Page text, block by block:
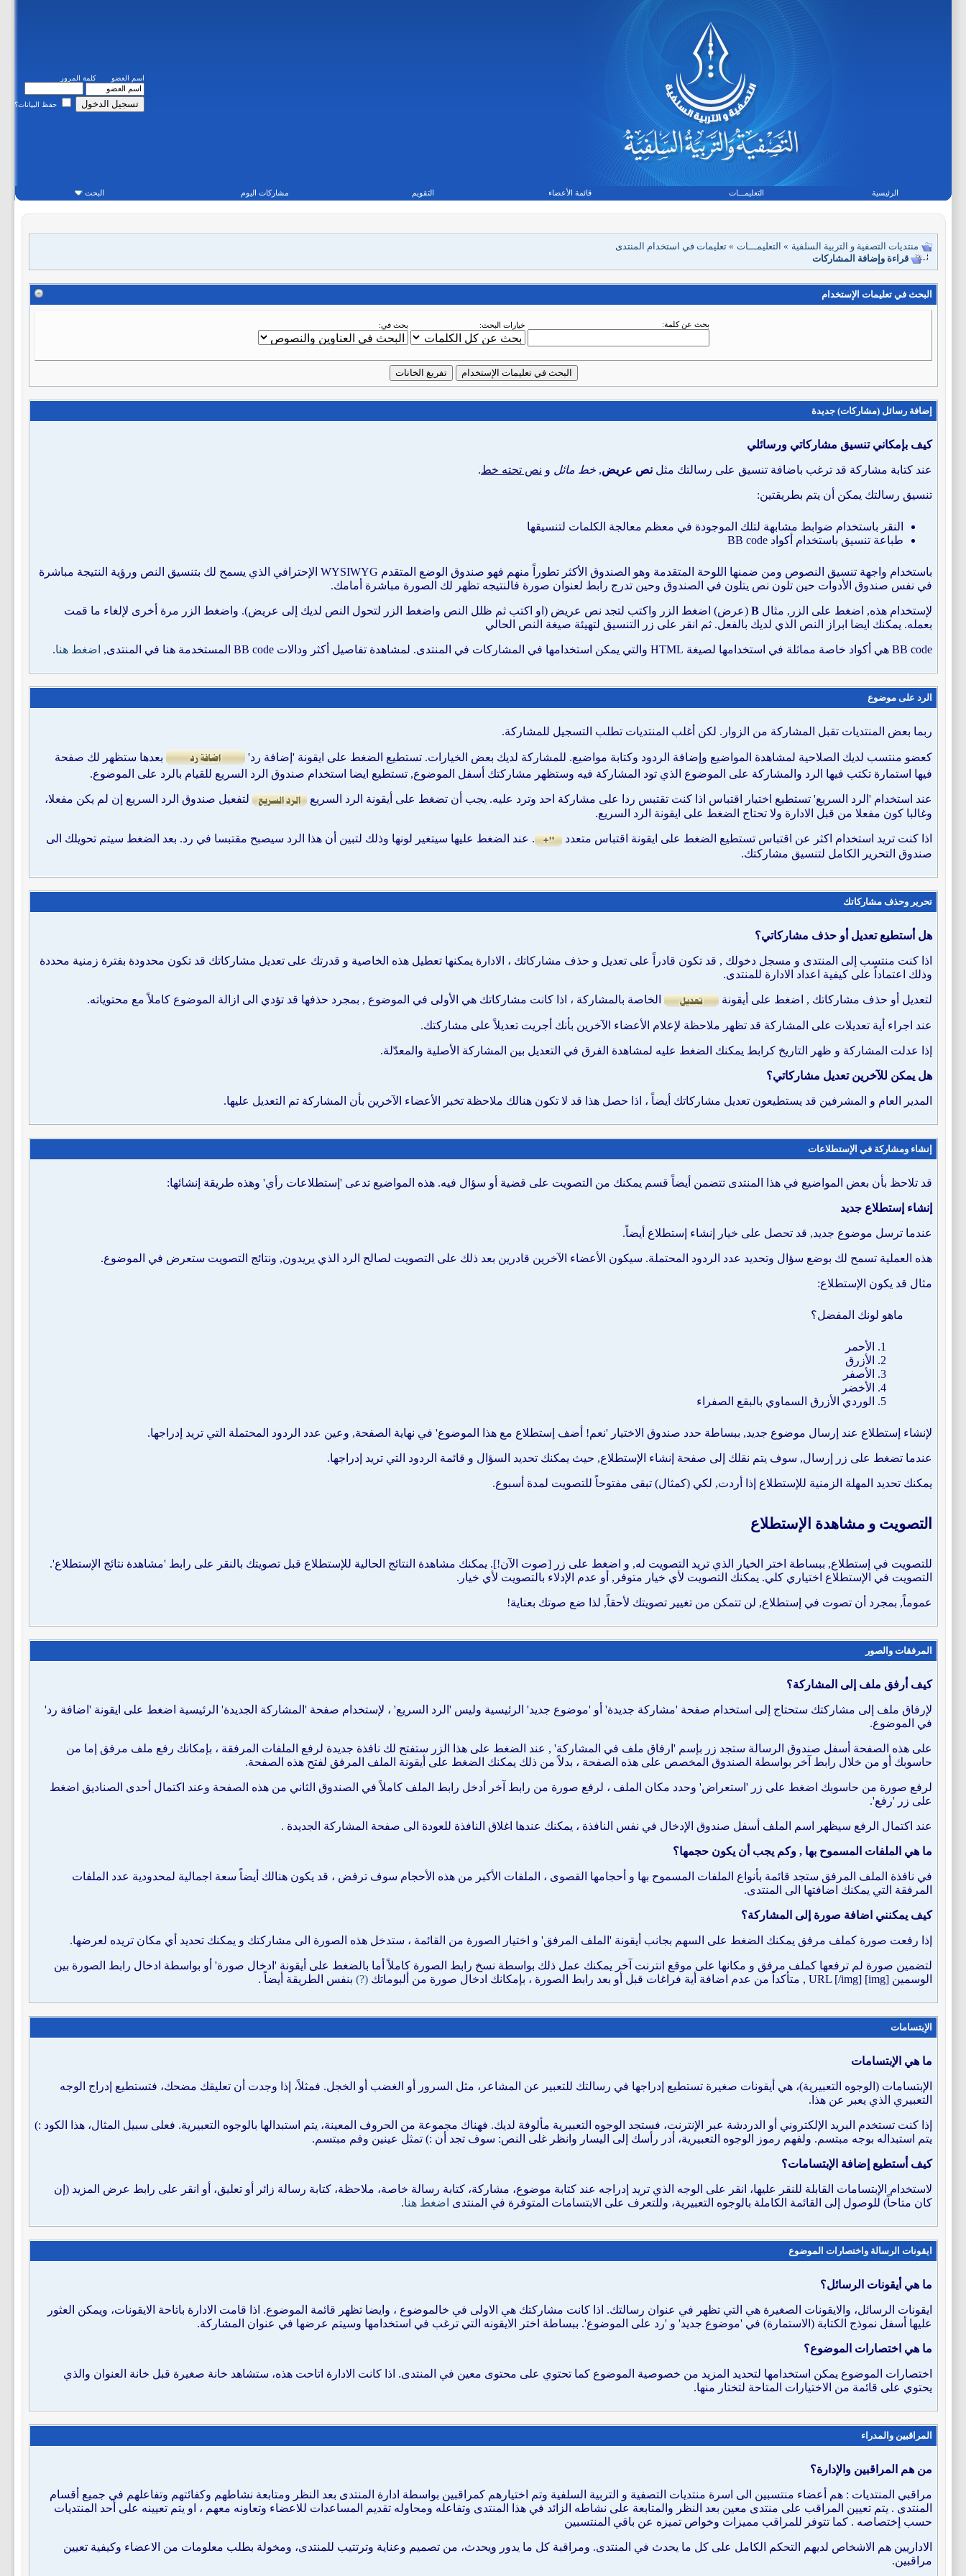
اسم العضو كلمة المرور
حفظ البيانات؟
الرئيسية التعليمـــات قائمة الأعضاء التقويم مشاركات اليوم البحث
منتديات التصفية و التربية السلفية » التعليمـــات » تعليمات في استخدام المنتدى
قراءة وإضافة المشاركات
البحث في تعليمات الإستخدام
بحث عن كلمة: خيارات البحث: بحث في:
إضافة رسائل (مشاركات) جديدة
كيف بإمكاني تنسيق مشاركاتي ورسائلي
عند كتابة مشاركة قد ترغب باضافة تنسيق على رسالتك مثل نص عريض, خط مائل و نص تحته خط.
تنسيق رسالتك يمكن أن يتم بطريقتين:
النقر باستخدام ضوابط مشابهة لتلك الموجودة في معظم معالجة الكلمات لتنسيقها
طباعة تنسيق باستخدام أكواد BB code
باستخدام واجهة تنسيق النصوص ومن ضمنها اللوحة المتقدمة وهو الصندوق الأكثر تطوراً منهم فهو صندوق الوضع المتقدم WYSIWYG الإحترافي الذي يسمح لك بتنسيق النص ورؤية النتيجة مباشرة
في نفس صندوق الأدوات حين تلون نص يتلون في الصندوق وحين تدرج رابط لعنوان صورة فالنتيجه تظهر لك الصورة مباشرة أمامك.
لإستخدام هذه, اضغط على الزر, مثال B (عرض) اضغط الزر واكتب لتجد نص عريض (او اكتب ثم ظلل النص واضغط الزر لتحول النص لديك إلى عريض). واضغط الزر مرة أخرى لإلغاء ما قمت
بعمله. يمكنك ايضا ابراز النص الذي لديك بالفعل. ثم انقر على زر التنسيق لتهيئة صيغة النص الحالي
BB code هي أكواد خاصة مماثلة في استخدامها لصيغة HTML والتي يمكن استخدامها في المشاركات في المنتدى. لمشاهدة تفاصيل أكثر ودالات BB code المستخدمة هنا في المنتدى, اضغط هنا.
الرد على موضوع
ربما بعض المنتديات تقبل المشاركة من الزوار. لكن أغلب المنتديات تطلب التسجيل للمشاركة.
كعضو منتسب لديك الصلاحية لمشاهدة المواضيع وإضافة الردود وكتابة مواضيع. للمشاركة لديك بعض الخيارات. تستطيع الضغط على ايقونة 'إضافة رد'
بعدها ستظهر لك صفحة
فيها استمارة تكتب فيها الرد والمشاركة على الموضوع الذي تود المشاركة فيه وستظهر مشاركتك أسفل الموضوع, تستطيع ايضا استخدام صندوق الرد السريع للقيام بالرد على الموضوع.
عند استخدام 'الرد السريع' تستطيع اختيار اقتباس اذا كنت تقتبس ردا على مشاركة احد وترد عليه. يجب أن تضغط على أيقونة الرد السريع
لتفعيل صندوق الرد السريع إن لم يكن مفعلا،
وغالبا كون مفعلا من قبل الادارة ولا تحتاج الضغط على ايقونة الرد السريع.
اذا كنت تريد استخدام اكثر عن اقتباس تستطيع الضغط على ايقونة اقتباس متعدد
. عند الضغط عليها سيتغير لونها وذلك لتبين أن هذا الرد سيصبح مقتبسا في رد. بعد الضغط سيتم تحويلك الى
صندوق التحرير الكامل لتنسيق مشاركتك.
تحرير وحذف مشاركاتك
هل أستطيع تعديل أو حذف مشاركاتي؟
اذا كنت منتسب إلى المنتدى و مسجل دخولك , قد تكون قادراً على تعديل و حذف مشاركاتك ، الادارة يمكنها تعطيل هذه الخاصية و قدرتك على تعديل مشاركاتك قد تكون محدودة بفترة زمنية محددة
وذلك اعتماداً على كيفية اعداد الادارة للمنتدى.
لتعديل أو حذف مشاركاتك , اضغط على أيقونة الخاصة بالمشاركة ، اذا كانت مشاركاتك هي الأولى في الموضوع , بمجرد حذفها قد تؤدي الى ازالة الموضوع كاملاً مع محتوياته.
عند اجراء أية تعديلات على المشاركة قد تظهر ملاحظة لإعلام الأعضاء الآخرين بأنك أجريت تعديلاً على مشاركتك.
إذا عدلت المشاركة و ظهر التاريخ كرابط يمكنك الضغط عليه لمشاهدة الفرق في التعديل بين المشاركة الأصلية والمعدّلة.
هل يمكن للآخرين تعديل مشاركاتي؟
المدير العام و المشرفين قد يستطيعون تعديل مشاركاتك أيضاً ، اذا حصل هذا قد لا تكون هنالك ملاحظة تخبر الأعضاء الآخرين بأن المشاركة تم التعديل عليها.
إنشاء ومشاركة في الإستطلاعات
قد تلاحظ بأن بعض المواضيع في هذا المنتدى تتضمن أيضاً قسم يمكنك من التصويت على قضية أو سؤال فيه. هذه المواضيع تدعى 'إستطلاعات رأي' وهذه طريقة إنشائها:
إنشاء إستطلاع جديد
عندما ترسل موضوع جديد, قد تحصل على خيار إنشاء إستطلاع أيضاً.
هذه العملية تسمح لك بوضع سؤال وتحديد عدد الردود المحتملة. سيكون الأعضاء الآخرين قادرين بعد ذلك على التصويت لصالح الرد الذي يريدون, ونتائج التصويت ستعرض في الموضوع.
مثال قد يكون الإستطلاع:
ماهو لونك المفضل؟
الأحمر
الأزرق
الأصفر
الأخضر
الوردي الأزرق السماوي بالبقع الصفراء
لإنشاء إستطلاع عند إرسال موضوع جديد, ببساطة حدد صندوق الاختيار 'نعم! أضف إستطلاع مع هذا الموضوع' في نهاية الصفحة, وعين عدد الردود المحتملة التي تريد إدراجها.
عندما تضغط على زر إرسال, سوف يتم نقلك إلى صفحة إنشاء الإستطلاع, حيث يمكنك تحديد السؤال و قائمة الردود التي تريد إدراجها.
يمكنك تحديد المهلة الزمنية للإستطلاع إذا أردت, لكي (كمثال) تبقى مفتوحاً للتصويت لمدة أسبوع.
التصويت و مشاهدة الإستطلاع
للتصويت في إستطلاع, ببساطة اختر الخيار الذي تريد التصويت له, و اضغط على زر [صوت الآن!]. يمكنك مشاهدة النتائج الحالية للإستطلاع قبل تصويتك بالنقر على رابط 'مشاهدة نتائج الإستطلاع'.
التصويت في الإستطلاع اختياري كلي. يمكنك التصويت لأي خيار متوفر, أو عدم الإدلاء بالتصويت لأي خيار.
عموماً, بمجرد أن تصوت في إستطلاع, لن تتمكن من تغيير تصويتك لأحقاً, لذا ضع صوتك بعناية!
المرفقات والصور
كيف أرفق ملف إلى المشاركة؟
لإرفاق ملف إلى مشاركتك ستحتاج إلى استخدام صفحة 'مشاركة جديدة' أو 'موضوع جديد' الرئيسية وليس 'الرد السريع' ، لإستخدام صفحة 'المشاركة الجديدة' الرئيسية اضغط على ايقونة 'اضافة رد'
في الموضوع.
على هذه الصفحة أسفل صندوق الرسالة ستجد زر بإسم 'ارفاق ملف في المشاركة' , عند الضغط على هذا الزر ستفتح لك نافذة جديدة لرفع الملفات المرفقة ، بإمكانك رفع ملف مرفق إما من
حاسوبك أو من خلال رابط آخر بواسطة الصندوق المخصص على هذه الصفحة ، بدلاً من ذلك يمكنك الضغط على أيقونة الملف المرفق لفتح هذه الصفحة.
لرفع صورة من حاسوبك اضغط على زر 'استعراض' وحدد مكان الملف ، لرفع صورة من رابط آخر أدخل رابط الملف كاملاً في الصندوق الثاني من هذه الصفحة وعند اكتمال أحدى الصناديق اضغط
على زر 'رفع'.
عند اكتمال الرفع سيظهر اسم الملف أسفل صندوق الإدخال في نفس النافذة ، يمكنك عندها اغلاق النافذة للعودة الى صفحة المشاركة الجديدة .
ما هي الملفات المسموح بها , وكم يجب أن يكون حجمها؟
في نافذة الملف المرفق ستجد قائمة بأنواع الملفات المسموح بها و أحجامها القصوى ، الملفات الأكبر من هذه الأحجام سوف ترفض ، قد يكون هنالك أيضاً سعة اجمالية لمحدودية عدد الملفات
المرفقة التي يمكنك اضافتها الى المنتدى.
كيف يمكنني اضافة صورة إلى المشاركة؟
إذا رفعت صورة كملف مرفق يمكنك الضغط على السهم بجانب أيقونة 'الملف المرفق' و اختيار الصورة من القائمة ، ستدخل هذه الصورة الى مشاركتك و يمكنك تحديد أي مكان تريده لعرضها.
لتضمين صورة لم ترفعها كملف مرفق و مكانها على موقع انترنت آخر يمكنك عمل ذلك بواسطة نسخ رابط الصورة كاملاً أما بالضغط على أيقونة 'ادخال صورة' أو بواسطة ادخال رابط الصورة بين
الوسمين [img] URL [/img] , متأكداً من عدم اضافة أية فراغات قبل أو بعد رابط الصورة ، بإمكانك ادخال صورة من ألبوماتك
(?) بنفس الطريقة أيضاً .
الإبتسامات
ما هي الإبتسامات
الإبتسامات (الوجوه التعبيرية)، هي أيقونات صغيرة تستطيع إدراجها في رسالتك للتعبير عن المشاعر، مثل السرور أو الغضب أو الخجل. فمثلاً، إذا وجدت أن تعليقك مضحك، فتستطيع إدراج الوجه
التعبيري الذي يعبر عن هذا.
إذا كنت تستخدم البريد الإلكتروني أو الدردشة عبر الإنترنت، فستجد الوجوه التعبيرية مألوفة لديك. فهناك مجموعة من الحروف المعينة، يتم استبدالها بالوجوه التعبيرية. فعلى سبيل المثال، هذا الكود :)
يتم استبداله بوجه مبتسم. ولفهم رموز الوجوه التعبيرية، أدر رأسك إلى اليسار وانظر غلى النص: سوف تجد أن :) تمثل عينين وفم مبتسم.
كيف أستطيع إضافة الإبتسامات؟
لاستخدام الإبتسامات القابلة للنقر عليها، انقر على الوجه الذي تريد إدراجه عند كتابة موضوع، مشاركة، كتابة رسالة خاصة، ملاحظة، كتابة رسالة زائر أو تعليق، أو انقر على رابط عرض المزيد (إن
كان متاحاً) للوصول إلى القائمة الكاملة بالوجوه التعبيرية، وللتعرف على الابتسامات المتوفرة في المنتدى اضغط هنا.
ايقونات الرسالة واختصارات الموضوع
ما هي أيقونات الرسائل؟
ايقونات الرسائل، والايقونات الصغيرة هي التي تظهر في عنوان رسالتك. اذا كانت مشاركتك هي الاولى في خالموضوع ، وايضا تظهر قائمة الموضوع. اذا قامت الادارة باتاحة الايقونات، ويمكن العثور
عليها أسفل نموذج الكتابة (الاستمارة) في 'موضوع جديد' و 'رد على الموضوع'. ببساطة اختر الايقونه التي ترغب في استخدامها وسيتم عرضها في عنوان المشاركة.
ما هي اختصارات الموضوع؟
اختصارات الموضوع يمكن استخدامها لتحديد المزيد من خصوصية الموضوع كما تحتوي على محتوى معين في المنتدى. اذا كانت الادارة اتاحت هذه، ستشاهد خانة صغيرة قبل خانة العنوان والذي
يحتوي على قائمة من الاختيارات المتاحة لتختار منها.
المراقبين والمدراء
من هم المراقبين والإدارة؟
مراقبي المنتديات : هم أعضاء منتسبين الى اسرة منتديات التصفية و التربية السلفية وتم اختيارهم كمراقبين بواسطة ادارة المنتدى بعد النظر ومتابعة نشاطهم وكفائتهم وتفاعلهم في جميع أقسام
المنتدى . يتم تعيين المراقب على منتدى معين بعد النظر والمتابعة على نشاطه الزائد في هذا المنتدى وتفاعله ومحاوله تقديم المساعدات للاعضاء وتعاونه معهم ، او يتم تعيينه على أحد المنتديات
حسب إختصاصه . كما تتوفر للمراقب مميزات وخواص تميزه عن باقي المنتسبين
الاداريين هم الاشخاص لديهم التحكم الكامل على كل ما يحدث في المنتدى. ومراقبة كل ما يدور ويحدث، من تصميم وعناية وترتتيب للمنتدى، ومخولة بطلب معلومات من الاعضاء وكيفية تعيين
مراقبين.